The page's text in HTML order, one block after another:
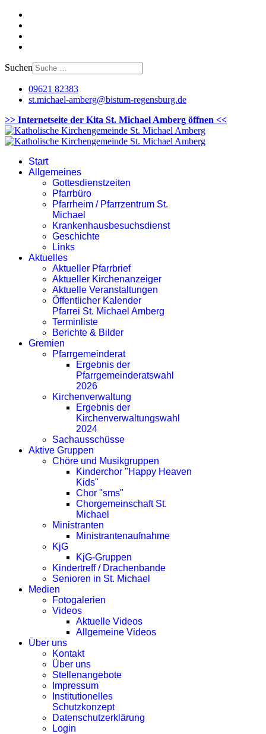
Suchen
09621 82383
st.michael-amberg@bistum-regensburg.de
>> Internetseite der Kita St. Michael Amberg öffnen <<
Start
Allgemeines
Gottesdienstzeiten
Pfarrbüro
Pfarrheim / Pfarrzentrum St.
Michael
Krankenhausbesuchsdienst
Geschichte
Links
Aktuelles
Aktueller Pfarrbrief
Aktueller Kirchenanzeiger
Aktuelle Veranstaltungen
Öffentlicher Kalender
Pfarrei St. Michael Amberg
Terminliste
Berichte & Bilder
Gremien
Pfarrgemeinderat
Ergebnis der
Pfarrgemeinderatswahl
2026
Kirchenverwaltung
Ergebnis der
Kirchenverwaltungswahl
2024
Sachausschüsse
Aktive Gruppen
Chöre und Musikgruppen
Kinderchor "Happy Heaven
Kids"
Chor "sms"
Chorgemeinschaft St.
Michael
Ministranten
Ministrantenaufnahme
KjG
KjG-Gruppen
Kindertreff / Drachenbande
Senioren in St. Michael
Medien
Fotogalerien
Videos
Aktuelle Videos
Allgemeine Videos
Über uns
Kontakt
Über uns
Stellenangebote
Impressum
Institutionelles
Schutzkonzept
Datenschutzerklärung
Login